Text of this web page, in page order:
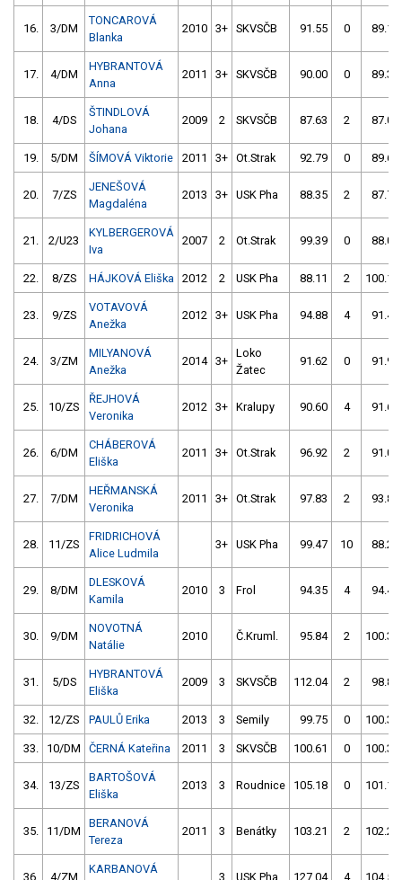
16. 3/DM
TONCAROVÁ
Blanka
2010 3+ SKVSČB 91.55 0 89.15
17. 4/DM
HYBRANTOVÁ
Anna
2011 3+ SKVSČB 90.00 0 89.32
18. 4/DS
ŠTINDLOVÁ
Johana
2009 2 SKVSČB 87.63 2 87.03
19. 5/DM ŠÍMOVÁ Viktorie 2011 3+ Ot.Strak 92.79 0 89.67
20. 7/ZS
JENEŠOVÁ
Magdaléna
2013 3+ USK Pha 88.35 2 87.78
21. 2/U23
KYLBERGEROVÁ
Iva
2007 2 Ot.Strak 99.39 0 88.06
22. 8/ZS HÁJKOVÁ Eliška 2012 2 USK Pha 88.11 2 100.16
23. 9/ZS
VOTAVOVÁ
Anežka
2012 3+ USK Pha 94.88 4 91.49
24. 3/ZM
MILYANOVÁ
Anežka
2014 3+
Loko
Žatec
91.62 0 91.96
25. 10/ZS
ŘEJHOVÁ
Veronika
2012 3+ Kralupy 90.60 4 91.64
26. 6/DM
CHÁBEROVÁ
Eliška
2011 3+ Ot.Strak 96.92 2 91.09
27. 7/DM
HEŘMANSKÁ
Veronika
2011 3+ Ot.Strak 97.83 2 93.89
28. 11/ZS
FRIDRICHOVÁ
Alice Ludmila
3+ USK Pha 99.47 10 88.24
29. 8/DM
DLESKOVÁ
Kamila
2010 3 Frol 94.35 4 94.48
30. 9/DM
NOVOTNÁ
Natálie
2010 Č.Kruml. 95.84 2 100.32
31. 5/DS
HYBRANTOVÁ
Eliška
2009 3 SKVSČB 112.04 2 98.82
32. 12/ZS PAULŮ Erika 2013 3 Semily 99.75 0 100.36
33. 10/DM ČERNÁ Kateřina 2011 3 SKVSČB 100.61 0 100.37
34. 13/ZS
BARTOŠOVÁ
Eliška
2013 3 Roudnice 105.18 0 101.13
35. 11/DM
BERANOVÁ
Tereza
2011 3 Benátky 103.21 2 102.20
36. 4/ZM
KARBANOVÁ
3 USK Pha 127.04 4 104.57